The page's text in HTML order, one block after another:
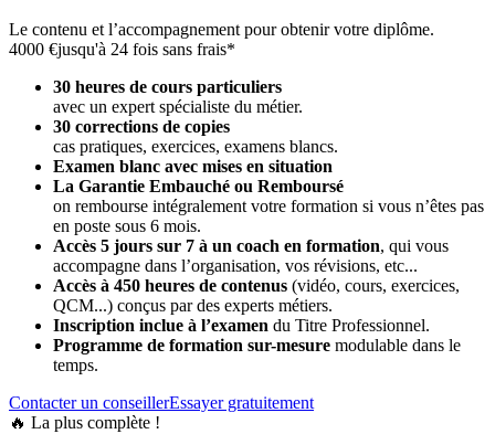
Le contenu et l’accompagnement pour obtenir votre diplôme.
4000 €jusqu'à 24 fois sans frais*
30 heures de cours particuliers
avec un expert spécialiste du métier.
30 corrections de copies
cas pratiques, exercices, examens blancs.
Examen blanc avec mises en situation
La Garantie Embauché ou Remboursé
on rembourse intégralement votre formation si vous n’êtes pas
en poste sous 6 mois.
Accès 5 jours sur 7 à un coach en formation, qui vous
accompagne dans l’organisation, vos révisions, etc...
Accès à 450 heures de contenus (vidéo, cours, exercices,
QCM...) conçus par des experts métiers.
Inscription inclue à l’examen du Titre Professionnel.
Programme de formation sur-mesure modulable dans le
temps.
Contacter un conseillerEssayer gratuitement
🔥 La plus complète !